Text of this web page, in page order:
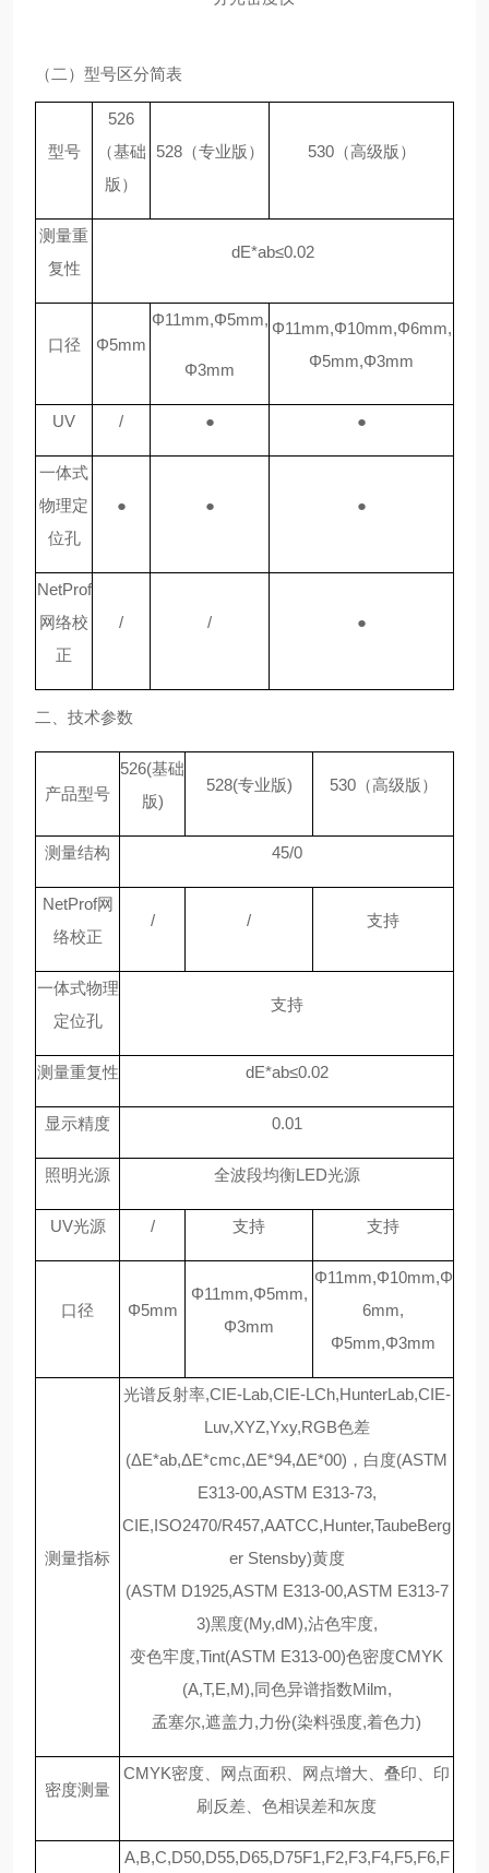
（二）型号区分简表
型号
526
（基础
版）
528（专业版） 530（高级版）
测量重
复性
dE*ab≤0.02
口径 Φ5mm
Φ11mm,Φ5mm,
Φ3mm
Φ11mm,Φ10mm,Φ6mm,
Φ5mm,Φ3mm
UV / ● ●
一体式
物理定
位孔
● ● ●
NetProf
网络校
正
/ / ●
二、技术参数
产品型号
526(基础
版)
528(专业版) 530（高级版）
测量结构 45/0
NetProf网
络校正
/ / 支持
一体式物理
定位孔
支持
测量重复性 dE*ab≤0.02
显示精度 0.01
照明光源 全波段均衡LED光源
UV光源 / 支持 支持
口径 Φ5mm
Φ11mm,Φ5mm,
Φ3mm
Φ11mm,Φ10mm,Φ
6mm,
Φ5mm,Φ3mm
测量指标
光谱反射率,CIE-Lab,CIE-LCh,HunterLab,CIE-
Luv,XYZ,Yxy,RGB色差
(ΔE*ab,ΔE*cmc,ΔE*94,ΔE*00)，白度(ASTM
E313-00,ASTM E313-73,
CIE,ISO2470/R457,AATCC,Hunter,TaubeBerg
er Stensby)黄度
(ASTM D1925,ASTM E313-00,ASTM E313-7
3)黑度(My,dM),沾色牢度,
变色牢度,Tint(ASTM E313-00)色密度CMYK
(A,T,E,M),同色异谱指数Milm,
孟塞尔,遮盖力,力份(染料强度,着色力)
密度测量
CMYK密度、网点面积、网点增大、叠印、印
刷反差、色相误差和灰度
A,B,C,D50,D55,D65,D75F1,F2,F3,F4,F5,F6,F